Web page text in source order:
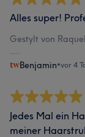
Alles super!
Gestylt von Raquel
Benjamin•vor 4
Jedes Mal ein
meiner